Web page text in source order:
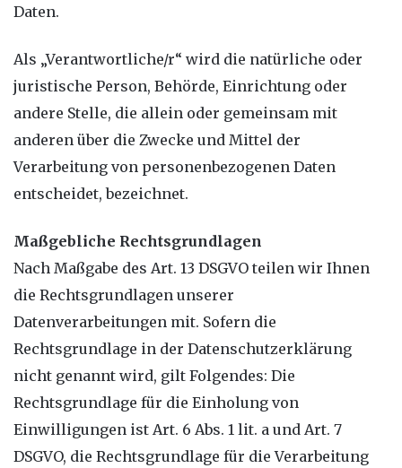
Daten.
Als „Verantwortliche/r“ wird die natürliche oder
juristische Person, Behörde, Einrichtung oder
andere Stelle, die allein oder gemeinsam mit
anderen über die Zwecke und Mittel der
Verarbeitung von personenbezogenen Daten
entscheidet, bezeichnet.
Maßgebliche Rechtsgrundlagen
Nach Maßgabe des Art. 13 DSGVO teilen wir Ihnen
die Rechtsgrundlagen unserer
Datenverarbeitungen mit. Sofern die
Rechtsgrundlage in der Datenschutzerklärung
nicht genannt wird, gilt Folgendes: Die
Rechtsgrundlage für die Einholung von
Einwilligungen ist Art. 6 Abs. 1 lit. a und Art. 7
DSGVO, die Rechtsgrundlage für die Verarbeitung